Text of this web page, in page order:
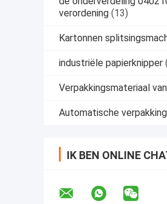
verordening (13)
Kartonnen
industriële papierknipper
Verpakkingsmateriaal
Automatische
IK BEN ONLINE